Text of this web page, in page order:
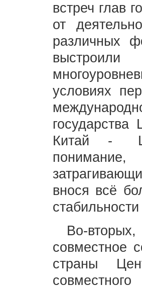
встреч глав
от
различных
условиях
Китай -
внося всё
Во-вторых,
совместное
страны